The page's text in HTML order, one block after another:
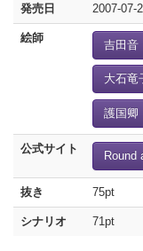
発売日 2007-07-
絵師
吉田音
大石竜
護国卿
公式サイト
Round
抜き 75pt
シナリオ 71pt